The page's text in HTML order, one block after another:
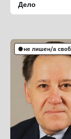
Дело
не лишен/а